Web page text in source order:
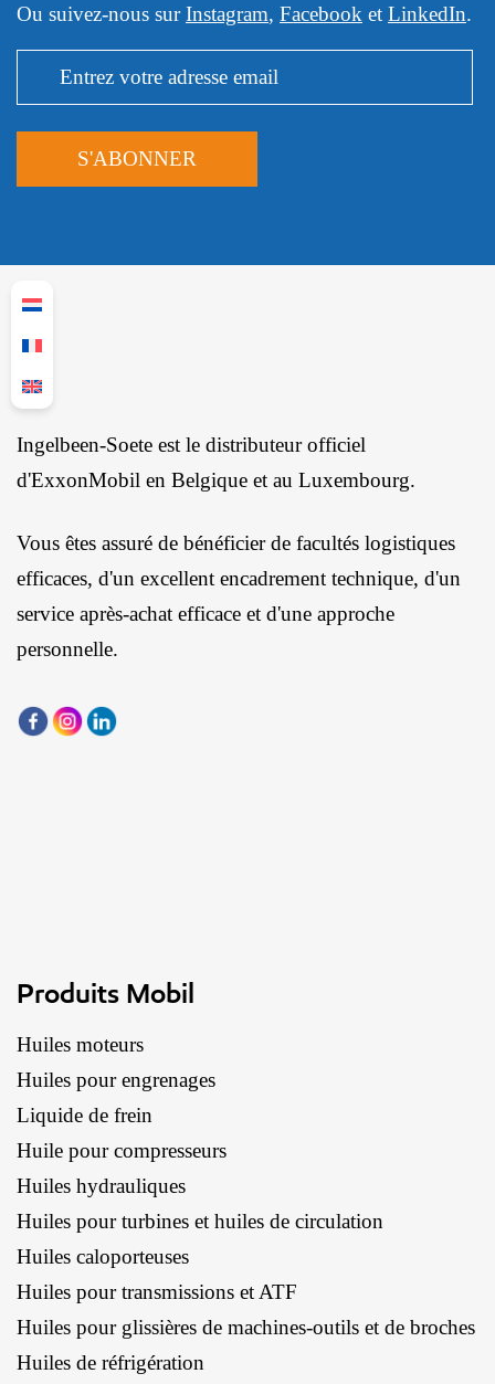
Ou suivez-nous surInstagram, Facebook et LinkedIn.
Ingelbeen-Soete est le distributeur officiel
d'ExxonMobil en Belgique et au Luxembourg.
Vous êtes assuré de bénéficier de facultés logistiques
efficaces, d'un excellent encadrement technique, d'un
service après-achat efficace et d'une approche
personnelle.
Produits Mobil
Huiles moteurs
Huiles pour engrenages
Liquide de frein
Huile pour compresseurs
Huiles hydrauliques
Huiles pour turbines et huiles de circulation
Huiles caloporteuses
Huiles pour transmissions et ATF
Huiles pour glissières de machines-outils et de broches
Huiles de réfrigération